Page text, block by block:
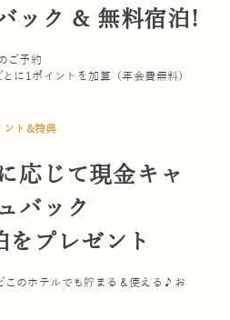
ック & 無料宿泊!
ご予約
に1ポイントを加算（年会費無料）
ント&特典
応じて現金キャ
バック
プレゼント
このホテルでも貯まる＆使える♪お